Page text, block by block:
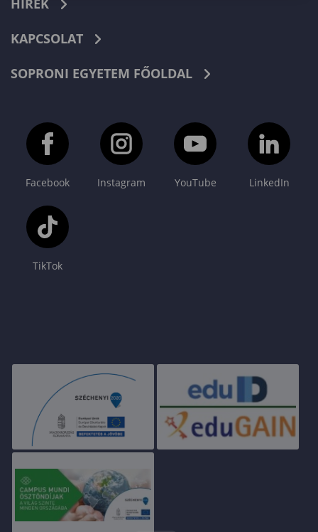
HÍREK
KAPCSOLAT
SOPRONI EGYETEM FŐOLDAL
Facebook Instagram YouTube LinkedIn
TikTok